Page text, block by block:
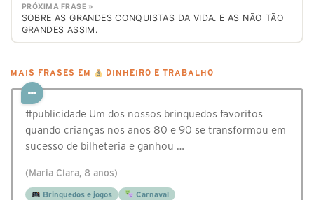
PRÓXIMA FRASE »
SOBRE AS GRANDES CONQUISTAS DA VIDA. E AS NÃO TÃO
GRANDES ASSIM.
MAIS FRASES EM DINHEIRO E TRABALHO
#publicidade Um dos nossos brinquedos favoritos
quando crianças nos anos 80 e 90 se transformou em
sucesso de bilheteria e ganhou …
(Maria Clara, 8 anos)
Brinquedos e jogos Carnaval